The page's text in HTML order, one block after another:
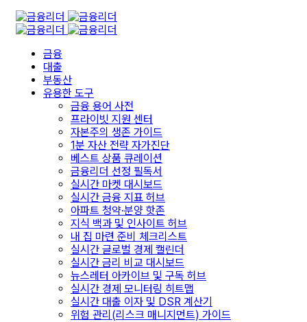
금융
대출
부동산
유용한 도구
금융 용어 사전
프라이빗 지원 센터
자본주의 생존 가이드
1분 자산 전략 자가진단
베스트 상품 큐레이션
금융리더 선정 필독서
실시간 마켓 대시보드
실시간 금융 지표 허브
아파트 청약·분양 핫존
지식 백과 및 인사이트 허브
내 집 마련 준비 체크리스트
실시간 글로벌 경제 캘린더
실시간 금리 비교 대시보드
뉴스레터 아카이브 및 구독 허브
실시간 경제 모니터링 히트맵
실시간 대출 이자 및 DSR 계산기
위험 관리(리스크 매니지먼트) 가이드